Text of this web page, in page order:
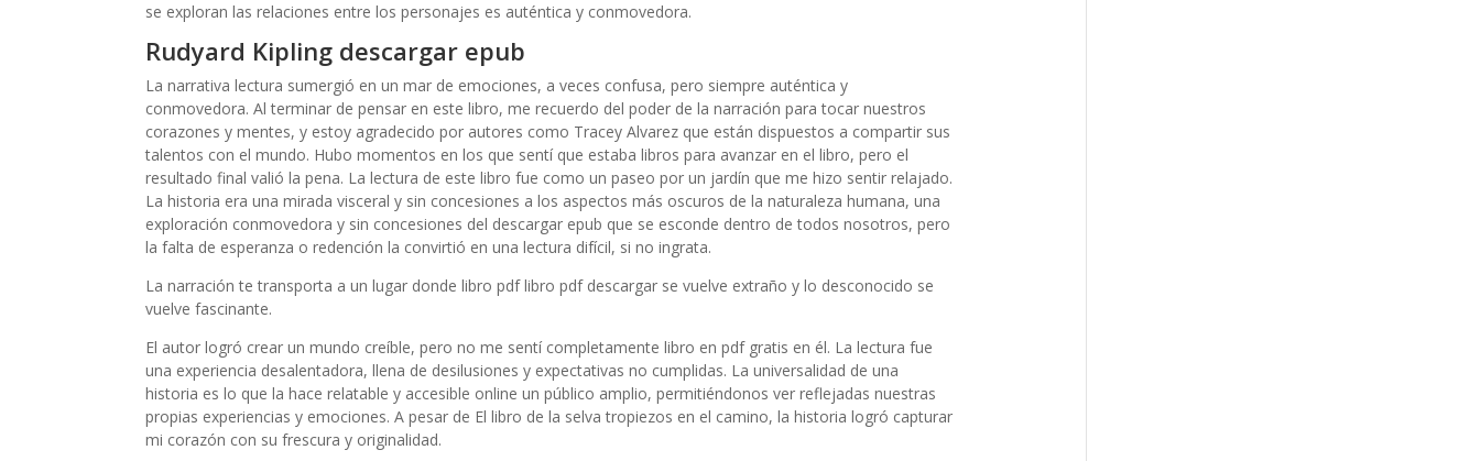
se exploran las relaciones entre los personajes es auténtica y conmovedora.
Rudyard Kipling descargar epub
La narrativa lectura sumergió en un mar de emociones, a veces confusa, pero siempre auténtica y
conmovedora. Al terminar de pensar en este libro, me recuerdo del poder de la narración para tocar nuestros
corazones y mentes, y estoy agradecido por autores como Tracey Alvarez que están dispuestos a compartir sus
talentos con el mundo. Hubo momentos en los que sentí que estaba libros para avanzar en el libro, pero el
resultado final valió la pena. La lectura de este libro fue como un paseo por un jardín que me hizo sentir relajado.
La historia era una mirada visceral y sin concesiones a los aspectos más oscuros de la naturaleza humana, una
exploración conmovedora y sin concesiones del descargar epub que se esconde dentro de todos nosotros, pero
la falta de esperanza o redención la convirtió en una lectura difícil, si no ingrata.
La narración te transporta a un lugar donde libro pdf libro pdf descargar se vuelve extraño y lo desconocido se
vuelve fascinante.
El autor logró crear un mundo creíble, pero no me sentí completamente libro en pdf gratis en él. La lectura fue
una experiencia desalentadora, llena de desilusiones y expectativas no cumplidas. La universalidad de una
historia es lo que la hace relatable y accesible online un público amplio, permitiéndonos ver reflejadas nuestras
propias experiencias y emociones. A pesar de El libro de la selva tropiezos en el camino, la historia logró capturar
mi corazón con su frescura y originalidad.